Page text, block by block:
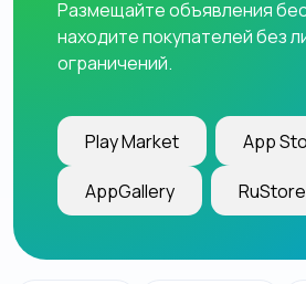
Размещайте объявления
находите покупателей без
ограничений.
Play Market App
AppGallery RuStore